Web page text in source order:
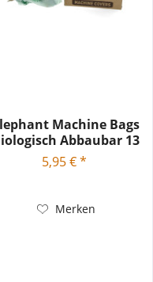
Machine Bags
Abbaubar 13
cm...
5,95 € *
Merken